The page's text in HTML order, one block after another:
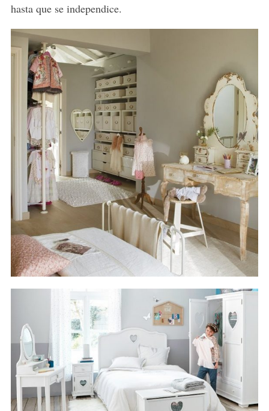
hasta que se independice.